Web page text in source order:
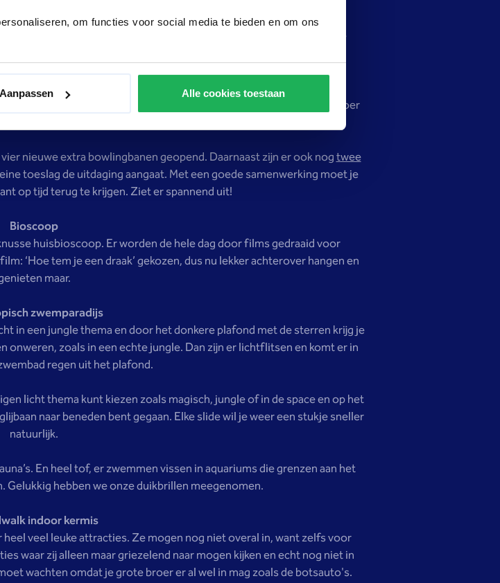
om functies voor social media te bieden en om ons
Aanpassen Alle cookies toestaan
lekker op eigen tempo aan de slag. Of nog even een extra baantje
Poolen
maar wat vinden ze dit een leuk spel. Ze voelen zichzelf heel stoer
nieuwe extra bowlingbanen geopend. Daarnaast zijn er ook nogtwee
toeslag de uitdaging aangaat. Met een goede samenwerking moet je
op tijd terug te krijgen. Ziet er spannend uit!
Bioscoop
huisbioscoop. Er worden de hele dag door films gedraaid voor
‘Hoe tem je een draak’ gekozen, dus nu lekker achterover hangen en
maar.
zwemparadijs
in een jungle thema en door het donkere plafond met de sterren krijg je
onweren, zoals in een echte jungle. Dan zijn er lichtflitsen en komt er in
regen uit het plafond.
licht thema kunt kiezen zoals magisch, jungle of in de space en op het
naar beneden bent gegaan. Elke slide wil je weer een stukje sneller
natuurlijk.
En heel tof, er zwemmen vissen in aquariums die grenzen aan het
Gelukkig hebben we onze duikbrillen meegenomen.
indoor kermis
heel veel leuke attracties. Ze mogen nog niet overal in, want zelfs voor
waar zij alleen maar griezelend naar mogen kijken en echt nog niet in
wachten omdat je grote broer er al wel in mag zoals de botsauto's.